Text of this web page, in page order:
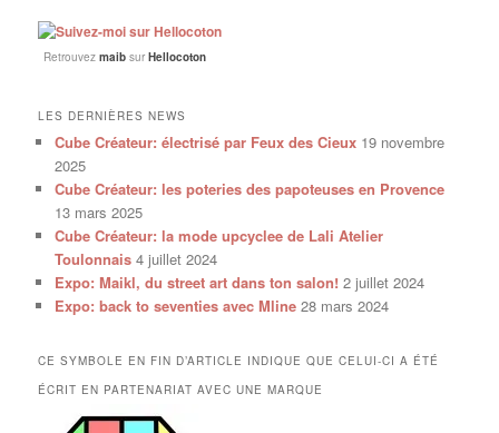
Retrouvezmaib surHellocoton
LES DERNIÈRES NEWS
Cube Créateur: électrisé par Feux des Cieux 19 novembre
2025
Cube Créateur: les poteries des papoteuses en Provence
13 mars 2025
Cube Créateur: la mode upcyclee de Lali Atelier
Toulonnais 4 juillet 2024
Expo: Maikl, du street art dans ton salon! 2 juillet 2024
Expo: back to seventies avec Mline 28 mars 2024
CE SYMBOLE EN FIN D’ARTICLE INDIQUE QUE CELUI-CI A ÉTÉ
ÉCRIT EN PARTENARIAT AVEC UNE MARQUE